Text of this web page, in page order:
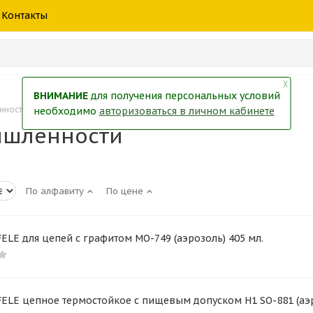
Контакты
По алфавиту По цене
для цепей с графитом MO-749 (аэрозоль) 405 мл.
цепное термостойкое с пищевым допуском H1 SO-881
╳
ВНИМАНИЕдля получения персональных условий
необходимо авторизоваться в личном кабинете